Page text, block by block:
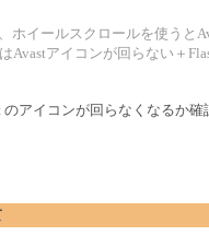
イールスクロールを使うと
アイコンが回らない＋
アイコンが回らなくなるか